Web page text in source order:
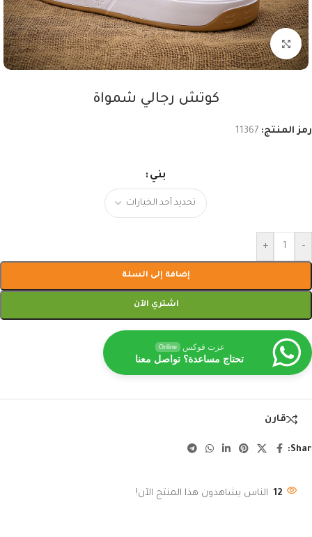
اضغط للتكبير
كوتش رجالي شمواة
رمز المنتج: 11367
بني
-
+
إضافة إلى السلة
اشتري الآن
عزت فوكس Online
تحتاج مساعدة؟ تواصل معنا
قارن
12 الناس يشاهدون هذا المنتج الآن!